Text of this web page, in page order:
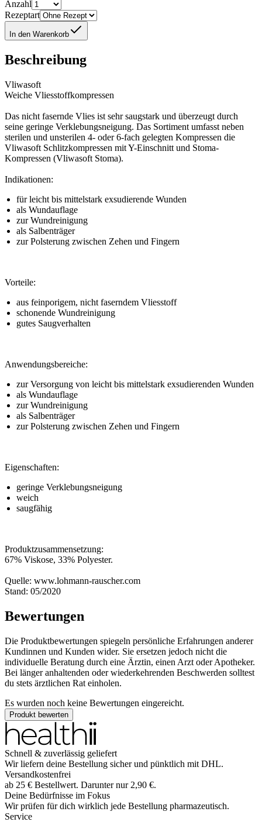
Anzahl
Rezeptart
In den Warenkorb
Beschreibung
Vliwasoft
Weiche Vliesstoffkompressen
Das nicht fasernde Vlies ist sehr saugstark und überzeugt durch
seine geringe Verklebungsneigung. Das Sortiment umfasst neben
sterilen und unsterilen 4- oder 6-fach gelegten Kompressen die
Vliwasoft Schlitzkompressen mit Y-Einschnitt und Stoma-
Kompressen (Vliwasoft Stoma).
Indikationen:
für leicht bis mittelstark exsudierende Wunden
als Wundauflage
zur Wundreinigung
als Salbenträger
zur Polsterung zwischen Zehen und Fingern
Vorteile:
aus feinporigem, nicht faserndem Vliesstoff
schonende Wundreinigung
gutes Saugverhalten
Anwendungsbereiche:
zur Versorgung von leicht bis mittelstark exsudierenden Wunden
als Wundauflage
zur Wundreinigung
als Salbenträger
zur Polsterung zwischen Zehen und Fingern
Eigenschaften:
geringe Verklebungsneigung
weich
saugfähig
Produktzusammensetzung:
67% Viskose, 33% Polyester.
Quelle: www.lohmann-rauscher.com
Stand: 05/2020
Bewertungen
Die Produktbewertungen spiegeln persönliche Erfahrungen anderer
Kundinnen und Kunden wider. Sie ersetzen jedoch nicht die
individuelle Beratung durch eine Ärztin, einen Arzt oder Apotheker.
Bei länger anhaltenden oder wiederkehrenden Beschwerden solltest
du stets ärztlichen Rat einholen.
Es wurden noch keine Bewertungen eingereicht.
Produkt bewerten
Schnell & zuverlässig geliefert
Wir liefern deine Bestellung sicher und pünktlich mit DHL.
Versandkostenfrei
ab 25 € Bestellwert. Darunter nur 2,90 €.
Deine Bedürfnisse im Fokus
Wir prüfen für dich wirklich jede Bestellung pharmazeutisch.
Service